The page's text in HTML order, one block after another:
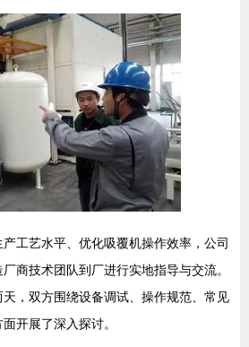
工艺水平、优化吸覆机操作效率，公司
商技术团队到厂进行实地指导与交流。
，双方围绕设备调试、操作规范、常见
开展了深入探讨。